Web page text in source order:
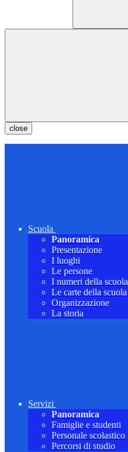
close
Scuola
Panoramica
Presentazione
I luoghi
Le persone
I numeri della scuola
Le carte della scuola
Organizzazione
La storia
Servizi
Panoramica
Famiglie e studenti
Personale scolastico
Percorsi di studio